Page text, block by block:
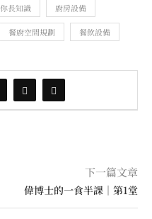
長知識 廚房設備
餐廚空間規劃 餐飲設備
下一篇文章
偉博士的一食半課｜第1堂